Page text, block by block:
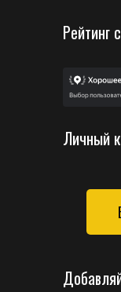
Рейтинг
Личный